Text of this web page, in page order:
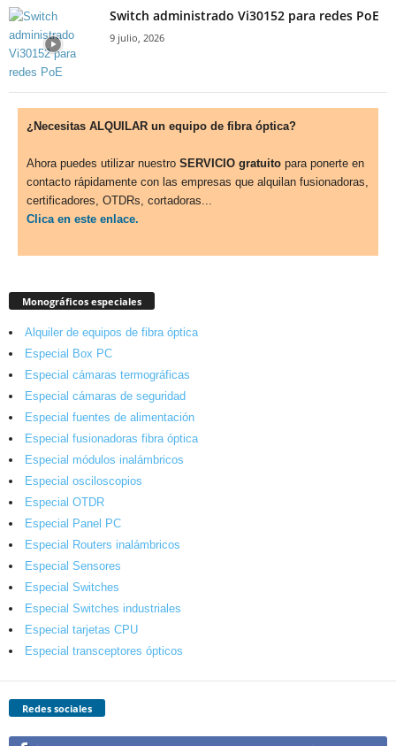
Switch administrado Vi30152 para redes PoE
9 julio, 2026
¿Necesitas ALQUILAR un equipo de fibra óptica?
Ahora puedes utilizar nuestro SERVICIO gratuito para ponerte en
contacto rápidamente con las empresas que alquilan fusionadoras,
certificadores, OTDRs, cortadoras...
Clica en este enlace.
Monográficos especiales
Alquiler de equipos de fibra óptica
Especial Box PC
Especial cámaras termográficas
Especial cámaras de seguridad
Especial fuentes de alimentación
Especial fusionadoras fibra óptica
Especial módulos inalámbricos
Especial osciloscopios
Especial OTDR
Especial Panel PC
Especial Routers inalámbricos
Especial Sensores
Especial Switches
Especial Switches industriales
Especial tarjetas CPU
Especial transceptores ópticos
Redes sociales